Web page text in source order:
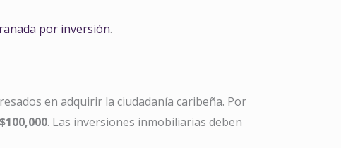
por inversión.
en adquirir la ciudadanía caribeña. Por
$100,000. Las inversiones inmobiliarias deben